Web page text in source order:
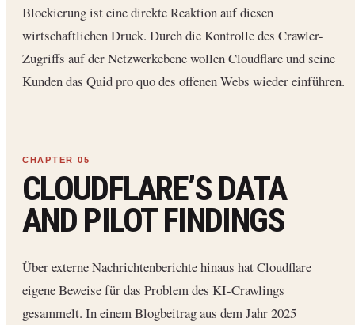
Blockierung ist eine direkte Reaktion auf diesen
wirtschaftlichen Druck. Durch die Kontrolle des Crawler-
Zugriffs auf der Netzwerkebene wollen Cloudflare und seine
Kunden das Quid pro quo des offenen Webs wieder einführen.
CLOUDFLARE’S DATA
AND PILOT FINDINGS
Über externe Nachrichtenberichte hinaus hat Cloudflare
eigene Beweise für das Problem des KI-Crawlings
gesammelt. In einem Blogbeitrag aus dem Jahr 2025